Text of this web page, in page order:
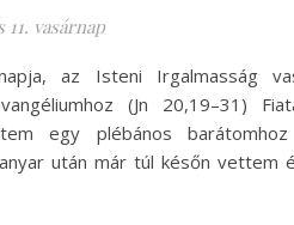
11. vasárnap
az Isteni Irgalmasság
(Jn 20,19–31)
egy plébános barátomhoz
után már túl későn vettem